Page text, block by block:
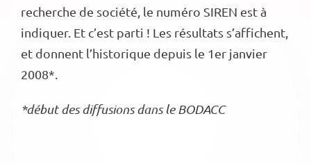
recherche de société, le numéro SIREN est à
indiquer. Et c’est parti ! Les résultats s’affichent,
et donnent l’historique depuis le 1er janvier
2008*.
*début des diffusions dans le BODACC